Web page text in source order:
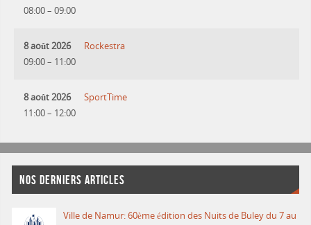
08:00– 09:00
8 août 2026
09:00– 11:00
Rockestra
8 août 2026
11:00– 12:00
SportTime
NOS DERNIERS ARTICLES
Ville de Namur: 60ème édition des Nuits de Buley du 7 au